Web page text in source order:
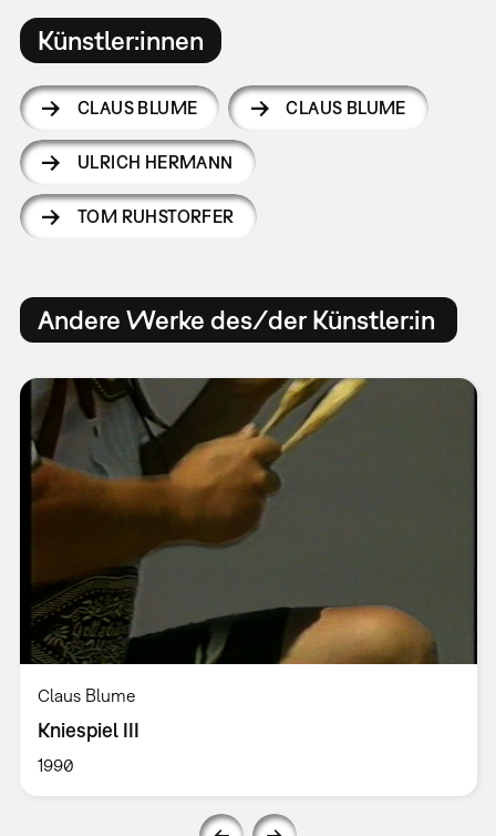
Künstler:innen
CLAUS BLUME CLAUS BLUME
ULRICH HERMANN
TOM RUHSTORFER
Andere Werke des/der Künstler:in
Claus Blume
Kniespiel III
1990